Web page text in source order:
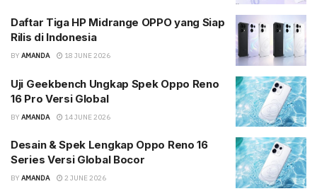
Daftar Tiga HP Midrange OPPO yang Siap
Rilis di Indonesia
BY AMANDA 18 JUNE 2026
Uji Geekbench Ungkap Spek Oppo Reno
16 Pro Versi Global
BY AMANDA 14 JUNE 2026
Desain & Spek Lengkap Oppo Reno 16
Series Versi Global Bocor
BY AMANDA 2 JUNE 2026